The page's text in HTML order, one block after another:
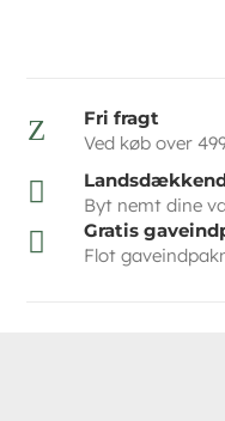
Z
Fri fragt
Ved køb over

Byt nemt dine

Gratis
Flot